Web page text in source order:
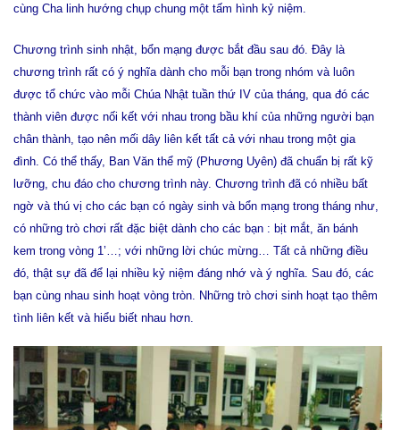
cùng Cha linh hướng chụp chung một tấm hình kỷ niệm.
Chương trình sinh nhật, bổn mạng được bắt đầu sau đó. Đây là
chương trình rất có ý nghĩa dành cho mỗi bạn trong nhóm và luôn
được tổ chức vào mỗi Chúa Nhật tuần thứ IV của tháng, qua đó các
thành viên được nối kết với nhau trong bầu khí của những người bạn
chân thành, tạo nên mối dây liên kết tất cả với nhau trong một gia
đình. Có thể thấy, Ban Văn thể mỹ (Phương Uyên) đã chuẩn bị rất kỹ
lưỡng, chu đáo cho chương trình này. Chương trình đã có nhiều bất
ngờ và thú vị cho các bạn có ngày sinh và bổn mạng trong tháng như,
có những trò chơi rất đặc biệt dành cho các bạn : bịt mắt, ăn bánh
kem trong vòng 1’…; với những lời chúc mừng… Tất cả những điều
đó, thật sự đã để lại nhiều kỷ niệm đáng nhớ và ý nghĩa. Sau đó, các
bạn cùng nhau sinh hoạt vòng tròn. Những trò chơi sinh hoạt tạo thêm
tình liên kết và hiểu biết nhau hơn.